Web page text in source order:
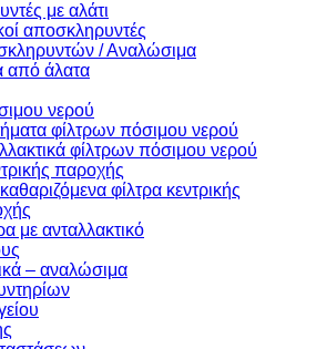
με αλάτι
αποσκληρυντές
/ Αναλώσιμα
από άλατα
νερού
φίλτρων πόσιμου νερού
φίλτρων πόσιμου νερού
παροχής
φίλτρα κεντρικής
με ανταλλακτικό
– αναλώσιμα